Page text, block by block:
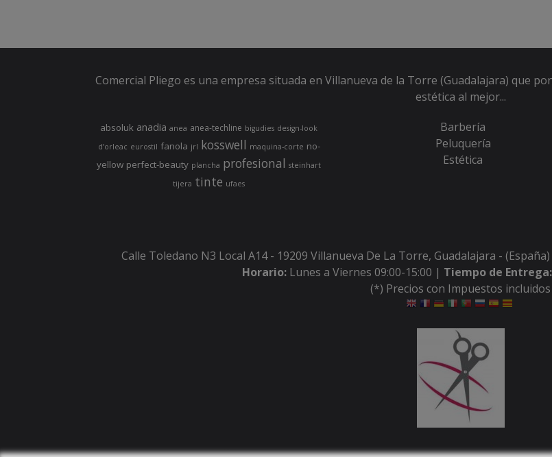
Comercial Pliego es una empresa situada en Villanueva de la Torre (Guadalajara) que
estética al mejor...
absoluk anadia anea anea-techline bigudies design-look
d’orleac eurostil fanola jrl kosswell maquina-corte no-
yellow perfect-beauty plancha profesional steinhart
tijera tinte ufaes
Barbería
Peluquería
Estética
Calle Toledano N3 Local A14 - 19209 Villanueva De La Torre, Guadalajara -
Horario: Lunes a Viernes 09:00-15:00 | Tiempo de Entrega:
(*) Precios con Impuestos incluidos